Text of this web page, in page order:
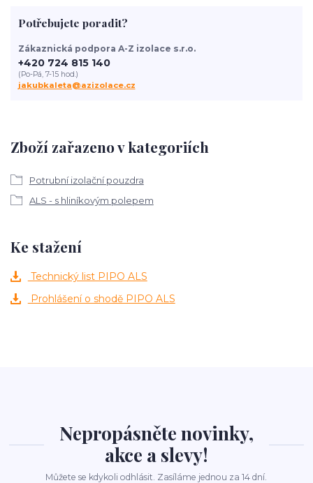
Zboží zařazeno v kategoriích
Potrubní izolační pouzdra
ALS - s hliníkovým polepem
Potřebujete poradit?
Zákaznická podpora A-Z izolace s.r.o.
+420 724 815 140
(Po-Pá, 7-15 hod.)
jakubkaleta@azizolace.cz
Ke stažení
Technický list PIPO ALS
Prohlášení o shodě PIPO ALS
Nepropásněte novinky,
akce a slevy!
Můžete se kdykoli odhlásit. Zasíláme jednou za 14 dní.